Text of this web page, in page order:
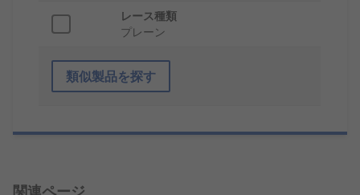
レース種類
プレーン
類似製品を探す